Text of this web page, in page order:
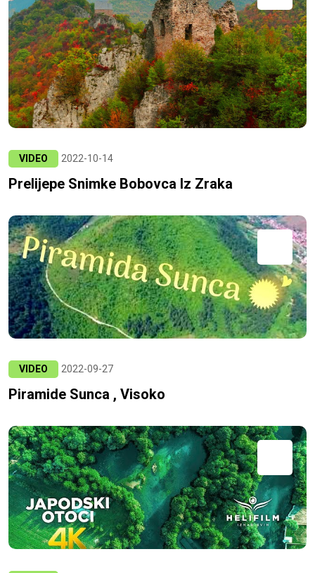
VIDEO 2022-10-14
Prelijepe Snimke Bobovca Iz Zraka
VIDEO 2022-09-27
Piramide Sunca , Visoko